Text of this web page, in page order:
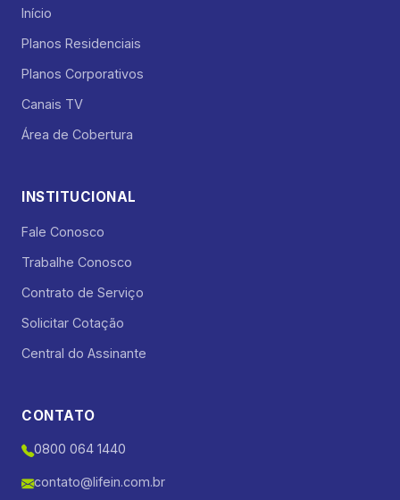
Início
Planos Residenciais
Planos Corporativos
Canais TV
Área de Cobertura
INSTITUCIONAL
Fale Conosco
Trabalhe Conosco
Contrato de Serviço
Solicitar Cotação
Central do Assinante
CONTATO
0800 064 1440
contato@lifein.com.br